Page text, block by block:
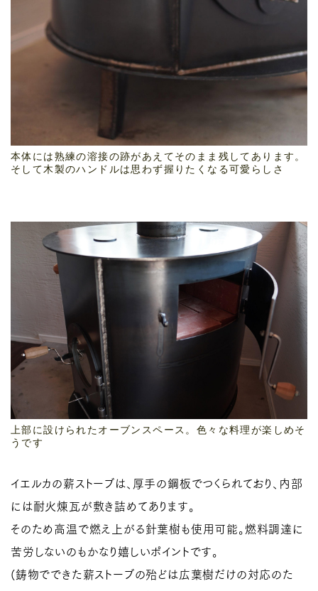
本体には熟練の溶接の跡があえてそのまま残してあります。
そして木製のハンドルは思わず握りたくなる可愛らしさ
上部に設けられたオーブンスペース。色々な料理が楽しめそ
うです
イエルカの薪ストーブは、厚手の鋼板でつくられており、内部
には耐火煉瓦が敷き詰めてあります。
そのため高温で燃え上がる針葉樹も使用可能。燃料調達に
苦労しないのもかなり嬉しいポイントです。
(鋳物でできた薪ストーブの殆どは広葉樹だけの対応のた